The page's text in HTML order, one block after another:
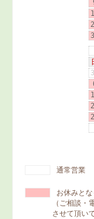
通常営業
お休みと
（ご相談・
させて頂い